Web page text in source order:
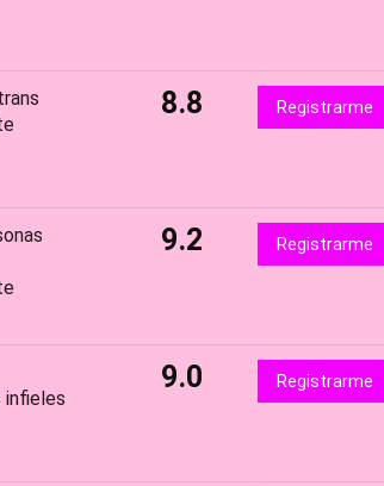
8.8 Registrarme
9.2 Registrarme
infieles
9.0 Registrarme